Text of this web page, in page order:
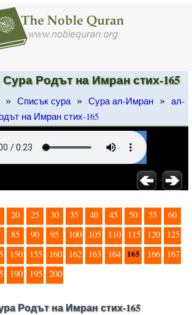
Родът на Имран стих-165
» Списък сура » Сура ал-Имран » ал-
на Имран стих-165
20 25 30 35 40 45 50 55
60
85 90 95 100 105 110 115 120
125
150 155 160 162 163 164 165 166
167
190 195 200
Родът на Имран стих-165